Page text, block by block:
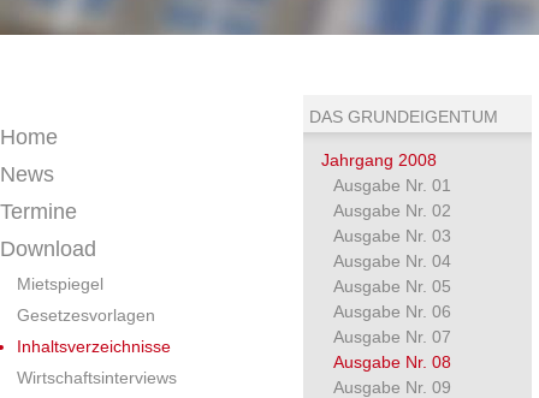
Home
News
Termine
Download
Mietspiegel
Gesetzesvorlagen
Inhaltsverzeichnisse
Wirtschaftsinterviews
DAS GRUNDEIGENTUM
Jahrgang 2008
Ausgabe Nr. 01
Ausgabe Nr. 02
Ausgabe Nr. 03
Ausgabe Nr. 04
Ausgabe Nr. 05
Ausgabe Nr. 06
Ausgabe Nr. 07
Ausgabe Nr. 08
Ausgabe Nr. 09